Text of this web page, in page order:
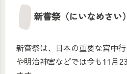
新嘗祭（にいなめさい
新嘗祭は、日本の重要な宮中
や明治神宮などでは今も11月